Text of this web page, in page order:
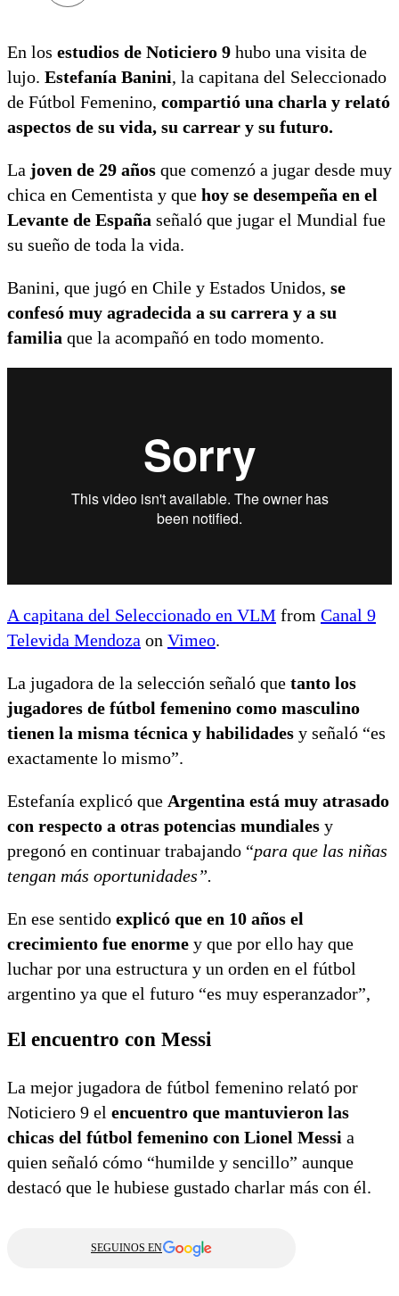
En los estudios de Noticiero 9 hubo una visita de
lujo. Estefanía Banini, la capitana del Seleccionado
de Fútbol Femenino, compartió una charla y relató
aspectos de su vida, su carrear y su futuro.
La joven de 29 años que comenzó a jugar desde muy
chica en Cementista y que hoy se desempeña en el
Levante de España señaló que jugar el Mundial fue
su sueño de toda la vida.
Banini, que jugó en Chile y Estados Unidos, se
confesó muy agradecida a su carrera y a su
familia que la acompañó en todo momento.
A capitana del Seleccionado en VLM from Canal 9
Televida Mendoza on Vimeo.
La jugadora de la selección señaló que tanto los
jugadores de fútbol femenino como masculino
tienen la misma técnica y habilidades y señaló “es
exactamente lo mismo”.
Estefanía explicó que Argentina está muy atrasado
con respecto a otras potencias mundiales y
pregonó en continuar trabajando “para que las niñas
tengan más oportunidades”.
En ese sentido explicó que en 10 años el
crecimiento fue enorme y que por ello hay que
luchar por una estructura y un orden en el fútbol
argentino ya que el futuro “es muy esperanzador”,
El encuentro con Messi
La mejor jugadora de fútbol femenino relató por
Noticiero 9 el encuentro que mantuvieron las
chicas del fútbol femenino con Lionel Messi a
quien señaló cómo “humilde y sencillo” aunque
destacó que le hubiese gustado charlar más con él.
SEGUINOS EN